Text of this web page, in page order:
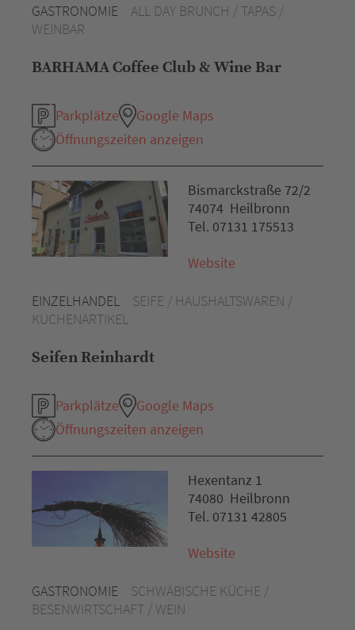
GASTRONOMIE
ALL DAY BRUNCH / TAPAS /
WEINBAR
BARHAMA Coffee Club & Wine Bar
Parkplätze
Google Maps
Öffnungszeiten anzeigen
EINZELHANDEL
SEIFE / HAUSHALTSWAREN /
KÜCHENARTIKEL
Seifen Reinhardt
Parkplätze
Google Maps
Öffnungszeiten anzeigen
Bismarckstraße 72/2
74074 Heilbronn
Tel. 07131 175513
Website
GASTRONOMIE
SCHWÄBISCHE KÜCHE /
BESENWIRTSCHAFT / WEIN
Hexentanz 1
74080 Heilbronn
Tel. 07131 42805
Website